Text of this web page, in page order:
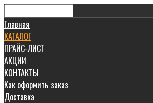
Главная
КАТАЛОГ
ПРАЙС-ЛИСТ
АКЦИИ
КОНТАКТЫ
Как оформить заказ
Доставка